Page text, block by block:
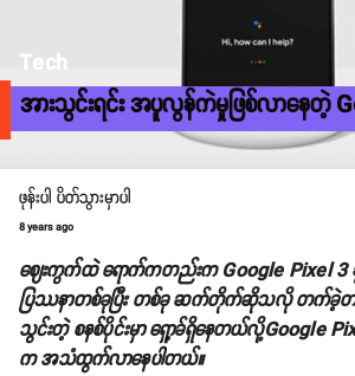
Tech
အားသွင်းရင်း အပူလွန်ကဲမှုဖြစ်လာနေတဲ့
ဖုန်းပါ ပိတ်သွားမှာပါ
8 years ago
ဈေးကွက်ထဲ ရောက်ကတည်းက Google Pixel 3
ပြဿနာတစ်ခုပြီး တစ်ခု ဆက်တိုက်ဆိုသလို တက်ခဲ့တာ
သွင်းတဲ့ စနစ်ပိုင်းမှာ ရှော့ခ်ရှိနေတယ်လို့Google
က အသံထွက်လာနေပါတယ်။